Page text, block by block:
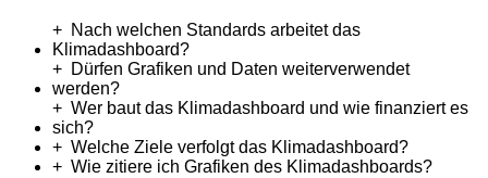
Nach welchen Standards arbeitet das
Klimadashboard?
Dürfen Grafiken und Daten weiterverwendet
werden?
Wer baut das Klimadashboard und wie finanziert es
sich?
Welche Ziele verfolgt das Klimadashboard?
Wie zitiere ich Grafiken des Klimadashboards?